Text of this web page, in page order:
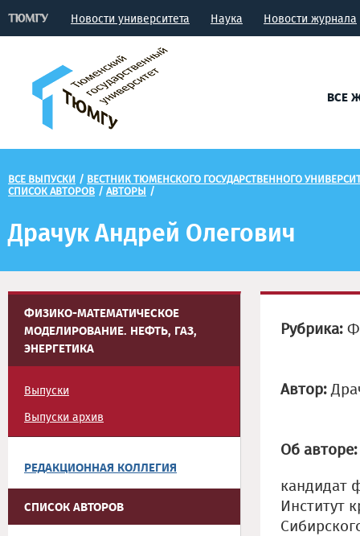
Новости университета Наука Новости журнала
ВСЕ
ВСЕ ВЫПУСКИ / ВЕСТНИК ТЮМЕНСКОГО ГОСУДАРСТВЕННОГО
СПИСОК АВТОРОВ / АВТОРЫ /
Драчук Андрей Олегович
ФИЗИКО-МАТЕМАТИЧЕСКОЕ
МОДЕЛИРОВАНИЕ. НЕФТЬ, ГАЗ,
ЭНЕРГЕТИКА
Выпуски
Выпуски архив
РЕДАКЦИОННАЯ КОЛЛЕГИЯ
СПИСОК АВТОРОВ
Рубрика:
Автор:
Об авторе:
кандидат
Институт